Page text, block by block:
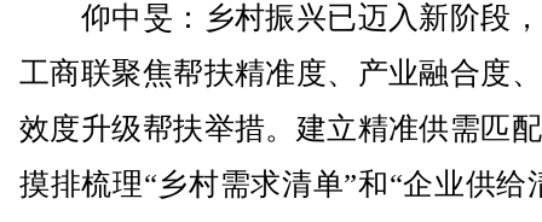
仰中旻：乡村振兴已迈入新阶段
工商联聚焦帮扶精准度、产业融合度
效度升级帮扶举措。建立精准供需匹
摸排梳理“乡村需求清单”和“企业供给